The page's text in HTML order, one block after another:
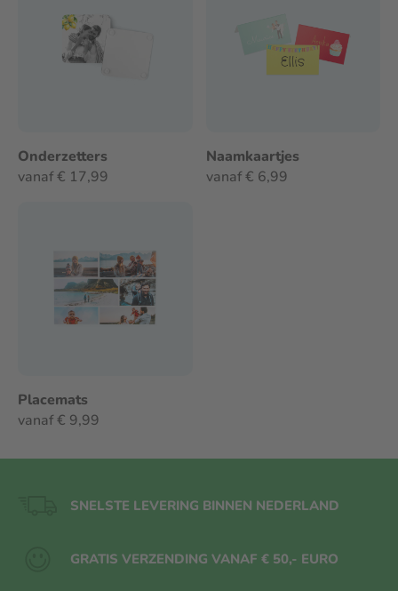
Onderzetters
vanaf € 17,99
Naamkaartjes
vanaf € 6,99
Placemats
vanaf € 9,99
SNELSTE LEVERING BINNEN NEDERLAND
GRATIS VERZENDING VANAF € 50,- EURO